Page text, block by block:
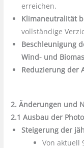
erreichen.
Klimaneutralität
vollständige
Beschleunigung
Wind- und
Reduzierung der
2. Änderungen und
2.1 Ausbau der
Steigerung der
Von aktuell